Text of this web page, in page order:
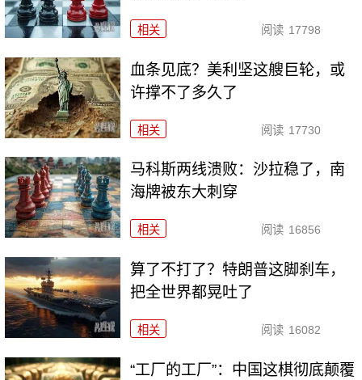
相关 阅读 17798
血条见底？美利坚这艘巨轮，或
许撑不了多久了
相关 阅读 17730
马科斯两线溃败：沙拉稳了，南
海牌被东大刺穿
相关 阅读 16856
算了不打了？特朗普这脚刹车，
把全世界都晃吐了
相关 阅读 16082
“工厂的工厂”：中国这棋彻底颠覆